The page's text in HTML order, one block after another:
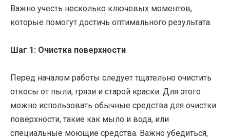
Важно учесть несколько ключевых моментов,
которые помогут достичь оптимального результата.
Шаг 1: Очистка поверхности
Перед началом работы следует тщательно очистить
откосы от пыли, грязи и старой краски. Для этого
можно использовать обычные средства для очистки
поверхности, такие как мыло и вода, или
специальные моющие средства. Важно убедиться,